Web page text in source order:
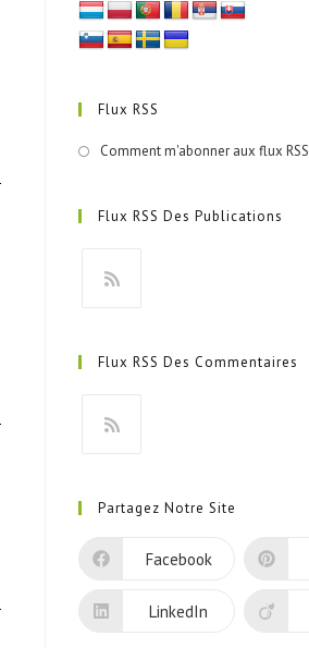
Flux RSS
Comment m'abonner aux flux RSS
Flux RSS Des Publications
Flux RSS Des Commentaires
Partagez Notre Site
Facebook
LinkedIn